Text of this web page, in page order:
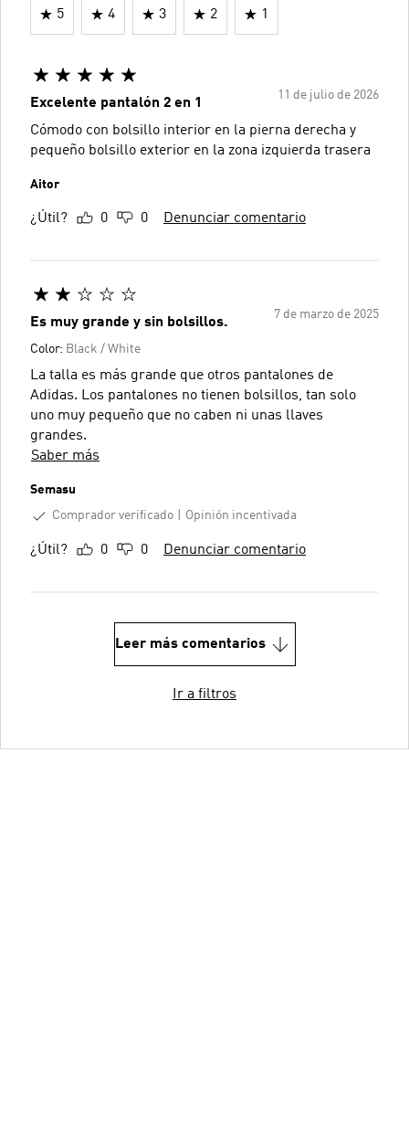
5 4 3 2 1
11 de julio de 2026
Excelente pantalón 2 en 1
Cómodo con bolsillo interior en la pierna derecha y
pequeño bolsillo exterior en la zona izquierda trasera
Aitor
¿Útil? 0 0 Denunciar comentario
7 de marzo de 2025
Es muy grande y sin bolsillos.
Color: Black / White
La talla es más grande que otros pantalones de
Adidas. Los pantalones no tienen bolsillos, tan solo
uno muy pequeño que no caben ni unas llaves
grandes.
Saber más
Semasu
Comprador verificado
Opinión incentivada
¿Útil? 0 0 Denunciar comentario
Leer más comentarios
Ir a filtros